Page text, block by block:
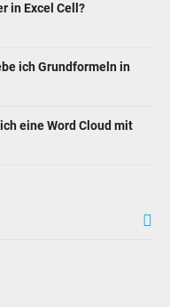
in Excel Cell?
ich Grundformeln in
eine Word Cloud mit